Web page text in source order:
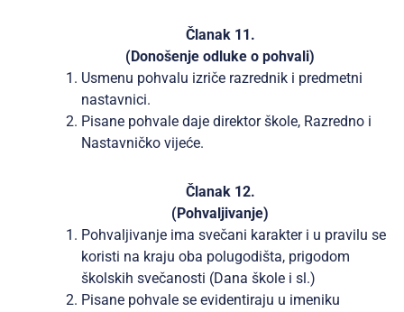
Članak 11.
(Donošenje odluke o pohvali)
Usmenu pohvalu izriče razrednik i predmetni
nastavnici.
Pisane pohvale daje direktor škole, Razredno i
Nastavničko vijeće.
Članak 12.
(Pohvaljivanje)
Pohvaljivanje ima svečani karakter i u pravilu se
koristi na kraju oba polugodišta, prigodom
školskih svečanosti (Dana škole i sl.)
Pisane pohvale se evidentiraju u imeniku